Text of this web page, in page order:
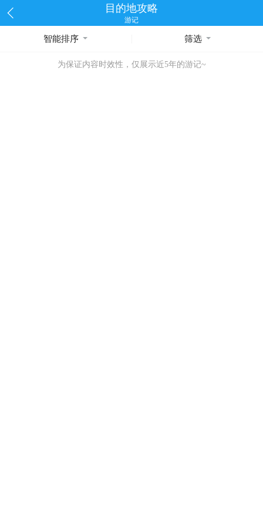
目的地攻略
游记
智能排序 筛选
为保证内容时效性，仅展示近5年的游记~